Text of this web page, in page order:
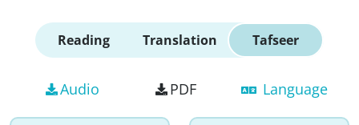
Reading Translation Tafseer
Audio PDF Language